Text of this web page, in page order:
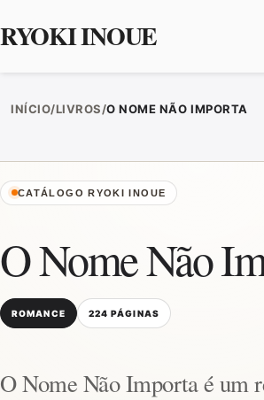
RYOKI INOUE
INÍCIO/LIVROS/O NOME NÃO IMPORTA
CATÁLOGO RYOKI INOUE
O Nome Não
ROMANCE 224 PÁGINAS
O Nome Não Importa é um